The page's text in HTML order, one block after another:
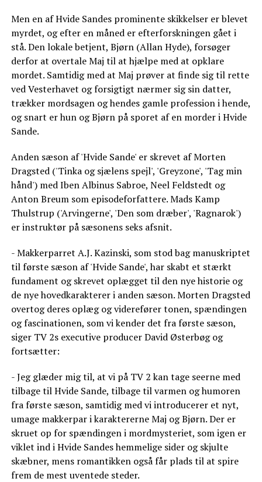
Men en af Hvide Sandes prominente skikkelser er blevet
myrdet, og efter en måned er efterforskningen gået i
stå. Den lokale betjent, Bjørn (Allan Hyde), forsøger
derfor at overtale Maj til at hjælpe med at opklare
mordet. Samtidig med at Maj prøver at finde sig til rette
ved Vesterhavet og forsigtigt nærmer sig sin datter,
trækker mordsagen og hendes gamle profession i hende,
og snart er hun og Bjørn på sporet af en morder i Hvide
Sande.
Anden sæson af 'Hvide Sande' er skrevet af Morten
Dragsted ('Tinka og sjælens spejl', 'Greyzone', 'Tag min
hånd') med Iben Albinus Sabroe, Neel Feldstedt og
Anton Breum som episodeforfattere. Mads Kamp
Thulstrup ('Arvingerne', 'Den som dræber', 'Ragnarok')
er instruktør på sæsonens seks afsnit.
- Makkerparret A.J. Kazinski, som stod bag manuskriptet
til første sæson af 'Hvide Sande', har skabt et stærkt
fundament og skrevet oplægget til den nye historie og
de nye hovedkarakterer i anden sæson. Morten Dragsted
overtog deres oplæg og viderefører tonen, spændingen
og fascinationen, som vi kender det fra første sæson,
siger TV 2s executive producer David Østerbøg og
fortsætter:
- Jeg glæder mig til, at vi på TV 2 kan tage seerne med
tilbage til Hvide Sande, tilbage til varmen og humoren
fra første sæson, samtidig med vi introducerer et nyt,
umage makkerpar i karaktererne Maj og Bjørn. Der er
skruet op for spændingen i mordmysteriet, som igen er
viklet ind i Hvide Sandes hemmelige sider og skjulte
skæbner, mens romantikken også får plads til at spire
frem de mest uventede steder.